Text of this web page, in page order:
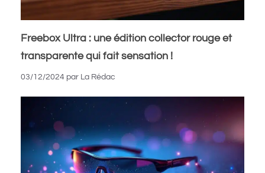
Freebox Ultra : une édition collector rouge et
transparente qui fait sensation !
03/12/2024 par La Rédac